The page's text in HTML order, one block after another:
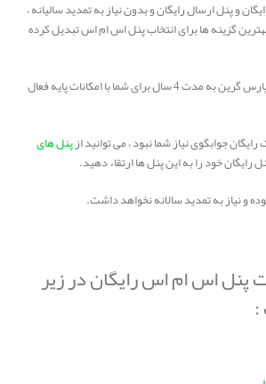
100% رایگان و پنل ارسال رایگان و بدون نیاز به تمدید سالیانه ،
گزینه ها برای انتخاب پنل اس ام اس تبدیل کرده
- سامانه پیامک رایگان پارس گرین به مدت 4 سال برای شما با امکانات پایه فعال
جوابگوی نیاز شما نبود ، می توانید ازپنل های
خود را به این پنل ها ارتقاء دهید.
و نیاز به تمدید سالانه نخواهد داشت.
پنل اس ام اس رایگان در زیر